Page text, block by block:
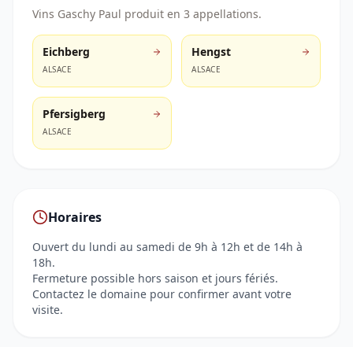
Vins Gaschy Paul produit en 3 appellations.
Eichberg
ALSACE
Hengst
ALSACE
Pfersigberg
ALSACE
Horaires
Ouvert du lundi au samedi de 9h à 12h et de 14h à
18h.
Fermeture possible hors saison et jours fériés.
Contactez le domaine pour confirmer avant votre
visite.